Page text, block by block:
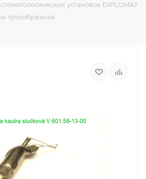
установок DIPLOMAT
тупообразная